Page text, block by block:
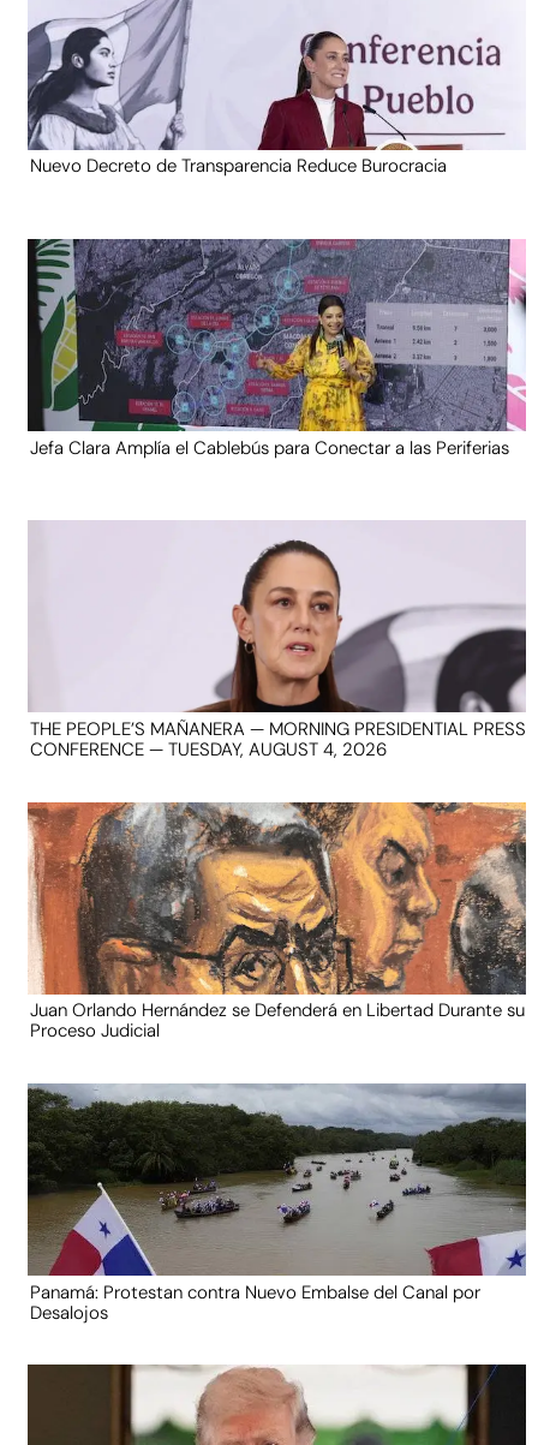
Nuevo Decreto de Transparencia Reduce Burocracia
Jefa Clara Amplía el Cablebús para Conectar a las Periferias
THE PEOPLE’S MAÑANERA — MORNING PRESIDENTIAL PRESS
CONFERENCE — TUESDAY, AUGUST 4, 2026
Juan Orlando Hernández se Defenderá en Libertad Durante su
Proceso Judicial
Panamá: Protestan contra Nuevo Embalse del Canal por
Desalojos